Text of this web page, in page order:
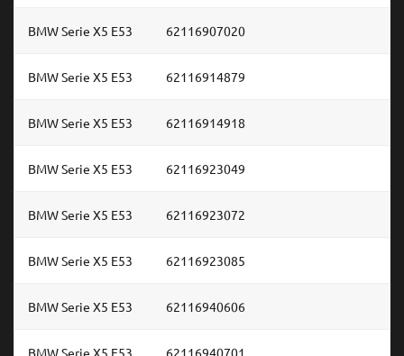
BMW Serie X5 E53 62116907020
BMW Serie X5 E53 62116914879
BMW Serie X5 E53 62116914918
BMW Serie X5 E53 62116923049
BMW Serie X5 E53 62116923072
BMW Serie X5 E53 62116923085
BMW Serie X5 E53 62116940606
BMW Serie X5 E53 62116940701